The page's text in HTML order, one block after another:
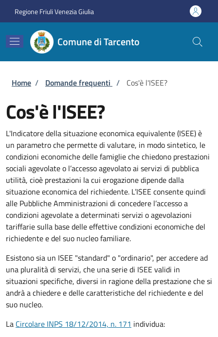
Regione Friuli Venezia Giulia
Comune di Tarcento
Briciole di pane
Home / Domande frequenti / Cos'è l'ISEE?
Cos'è l'ISEE?
L'Indicatore della situazione economica equivalente (ISEE) è
un parametro che permette di valutare, in modo sintetico, le
condizioni economiche delle famiglie che chiedono prestazioni
sociali agevolate o l’accesso agevolato ai servizi di pubblica
utilità, cioè prestazioni la cui erogazione dipende dalla
situazione economica del richiedente. L’ISEE consente quindi
alle Pubbliche Amministrazioni di concedere l’accesso a
condizioni agevolate a determinati servizi o agevolazioni
tariffarie sulla base delle effettive condizioni economiche del
richiedente e del suo nucleo familiare.
Esistono sia un ISEE "standard" o "ordinario", per accedere ad
una pluralità di servizi, che una serie di ISEE validi in
situazioni specifiche, diversi in ragione della prestazione che si
andrà a chiedere e delle caratteristiche del richiedente e del
suo nucleo.
La Circolare INPS 18/12/2014, n. 171 individua: